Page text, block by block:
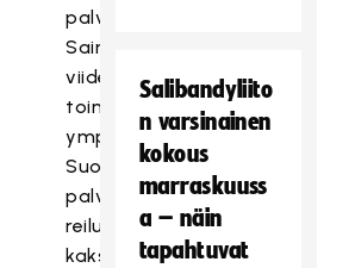
palveluista.
Sairaalan
viidessä
toimipisteessä
ympäri
Suomea
palvelee
reilu
kaksisataa
Salibandyliito
n varsinainen
kokous
marraskuuss
a – näin
tapahtuvat